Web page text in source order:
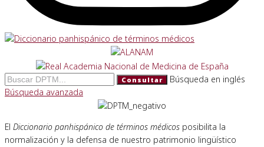
Consultar
Búsqueda en inglés
Búsqueda avanzada
El Diccionario panhispánico de términos médicos posibilita la
normalización y la defensa de nuestro patrimonio lingüístico